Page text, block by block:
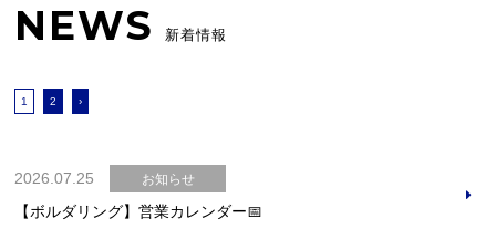
Portugues
NEWS 新着情報
1 2 ›
2026.07.25 お知らせ
【ボルダリング】営業カレンダー📅